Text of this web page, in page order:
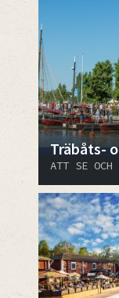
Träbåts-
ATT SE OCH